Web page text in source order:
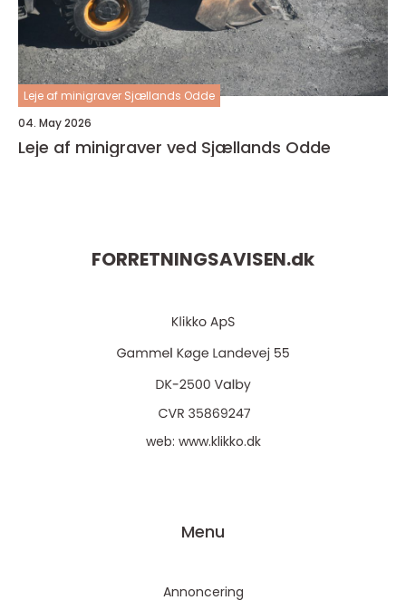
Leje af minigraver Sjællands Odde
04. May 2026
Leje af minigraver ved Sjællands Odde
FORRETNINGSAVISEN.dk
web: www.klikko.dk
Menu
Annoncering